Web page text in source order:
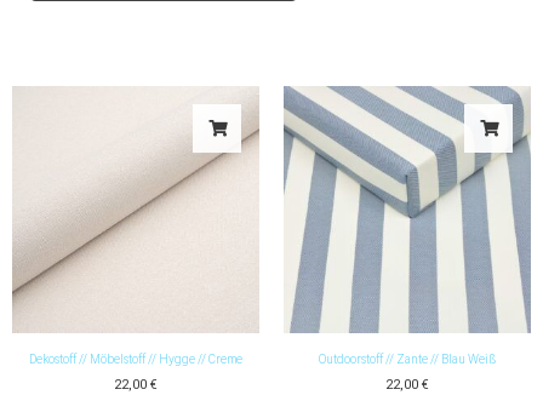
Dekostoff // Möbelstoff // Hygge // Creme
22,00 €
Outdoorstoff // Zante // Blau Weiß
22,00 €